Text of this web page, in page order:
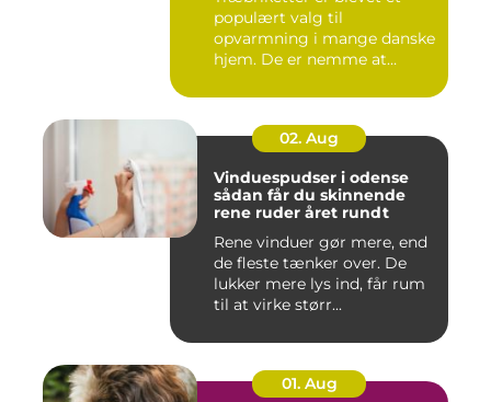
populært valg til
opvarmning i mange danske
hjem. De er nemme at
02. Aug
Vinduespudser i odense
sådan får du skinnende
rene ruder året rundt
Rene vinduer gør mere, end
de fleste tænker over. De
lukker mere lys ind, får rum
til at virke størr...
01. Aug